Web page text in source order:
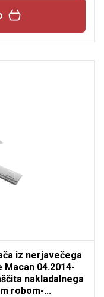
iz nerjavečega
04.2014-
nakladalnega
robom-...